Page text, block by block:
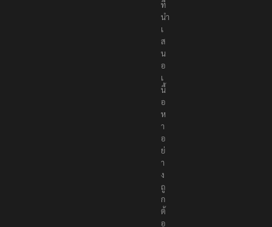
ล
น์
ที่
นำ
เ
ส
น
อ
เ
นื้
อ
ห
า
อ
ย่
า
ง
ถู
ก